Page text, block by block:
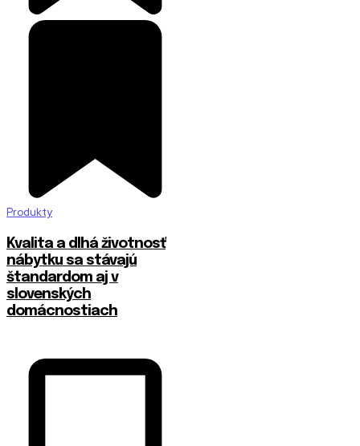
Produkty
​Kvalita a dlhá životnosť
nábytku sa stávajú
štandardom aj v
slovenských
domácnostiach